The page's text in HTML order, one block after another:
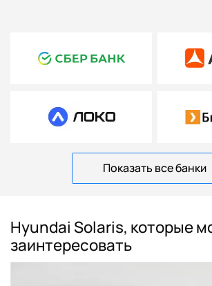
Показать все банки
Hyundai Solaris, которые
заинтересовать